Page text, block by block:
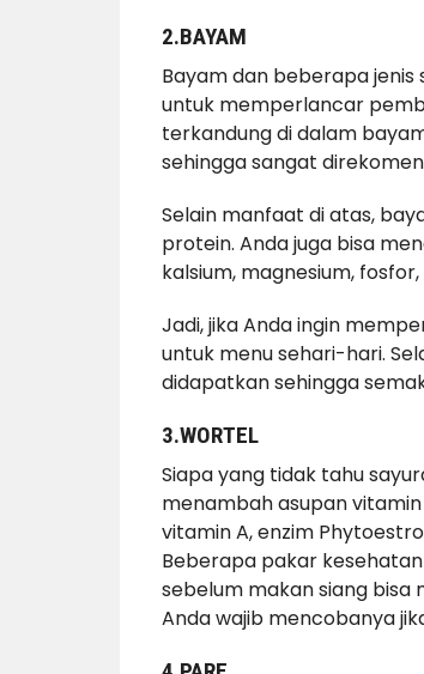
2.BAYAM
Bayam dan beberapa
untuk memperlancar
terkandung di dalam
sehingga sangat
Selain manfaat di atas,
protein. Anda juga bisa
kalsium, magnesium,
Jadi, jika Anda ingin
untuk menu sehari-hari.
didapatkan sehingga
3.WORTEL
Siapa yang tidak tahu
menambah asupan
vitamin A, enzim
Beberapa pakar
sebelum makan siang bisa
Anda wajib mencobanya